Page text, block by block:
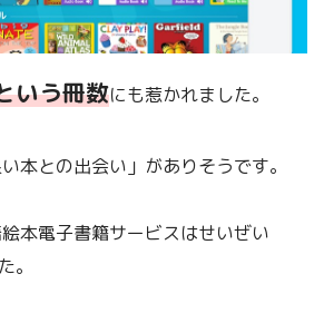
いう冊数にも惹かれました。
本との出会い」がありそうです。
本電子書籍サービスはせいぜい
。